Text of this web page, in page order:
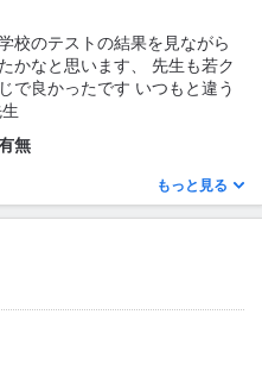
校のテストの結果を見ながら
かなと思います、 先生も若ク
で良かったです いつもと違う
無
うちは2対1でそれぞれが違
教科を教えてもらってたおわ
もっと見る